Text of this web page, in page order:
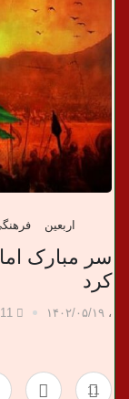
ن
خ
ب
ر
ی
اربعین
سر مبارک
کرد
، ۱۴۰۲/۰۵/۱۹
11